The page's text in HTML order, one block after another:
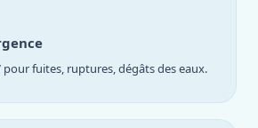
fuites, ruptures, dégâts des eaux.